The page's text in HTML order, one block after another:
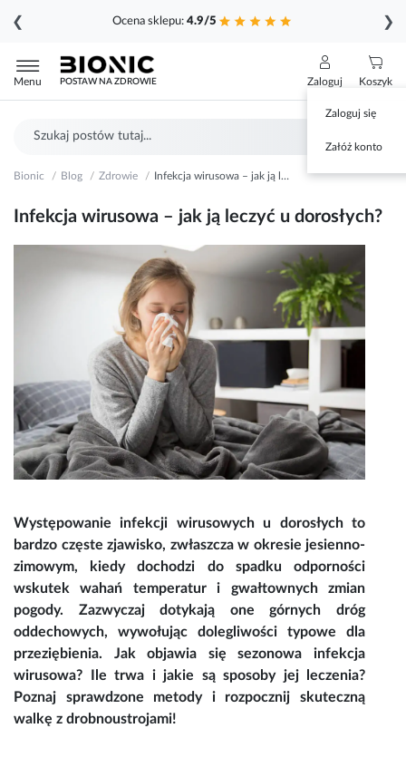
Ocena sklepu: 4.9/5
❮ ❯
do
treści
Menu POSTAW NA ZDROWIE Zaloguj
Zaloguj się
Załóż konto
Koszyk
Bionic Blog Zdrowie Infekcja wirusowa – jak ją leczyć u dorosłych?
Infekcja wirusowa – jak ją leczyć u dorosłych?
Występowanieinfekcji wirusowychu dorosłych to
bardzo częste zjawisko, zwłaszcza w okresie jesienno-
zimowym, kiedy dochodzi do spadku odporności
wskutek wahań temperatur i gwałtownych zmian
pogody. Zazwyczaj dotykają one górnych dróg
oddechowych, wywołując dolegliwości typowe dla
przeziębienia. Jak objawia się sezonowa infekcja
wirusowa? Ile trwa i jakie są sposoby jej leczenia?
Poznaj sprawdzone metody i rozpocznij skuteczną
walkę z drobnoustrojami!